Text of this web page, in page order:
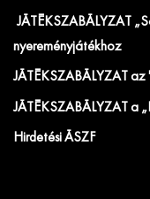
JÁTÉKSZABÁLYZAT
nyereményjátékhoz
JÁTÉKSZABÁLYZAT az
JÁTÉKSZABÁLYZAT a
Hirdetési ÁSZF